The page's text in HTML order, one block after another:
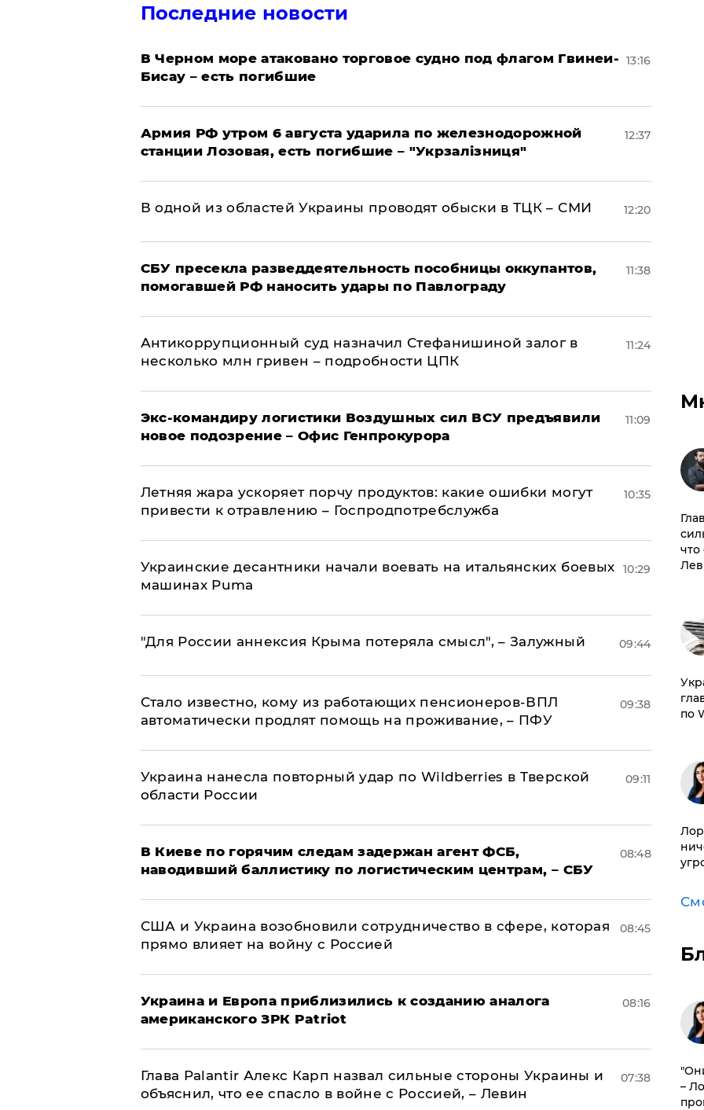
Последние новости
В Черном море атаковано торговое судно под флагом Гвинеи-
Бисау – есть погибшие
13:16
Армия РФ утром 6 августа ударила по железнодорожной
станции Лозовая, есть погибшие – "Укрзалізниця"
12:37
В одной из областей Украины проводят обыски в ТЦК – СМИ 12:20
СБУ пресекла разведдеятельность пособницы оккупантов,
помогавшей РФ наносить удары по Павлограду
11:38
Антикоррупционный суд назначил Стефанишиной залог в
несколько млн гривен – подробности ЦПК
11:24
Экс-командиру логистики Воздушных сил ВСУ предъявили
новое подозрение – Офис Генпрокурора
11:09
Летняя жара ускоряет порчу продуктов: какие ошибки могут
привести к отравлению – Госпродпотребслужба
10:35
Украинские десантники начали воевать на итальянских боевых
машинах Puma
10:29
"Для России аннексия Крыма потеряла смысл", – Залужный 09:44
Стало известно, кому из работающих пенсионеров-ВПЛ
автоматически продлят помощь на проживание, – ПФУ
09:38
Украина нанесла повторный удар по Wildberries в Тверской
области России
09:11
В Киеве по горячим следам задержан агент ФСБ,
наводивший баллистику по логистическим центрам, – СБУ
08:48
США и Украина возобновили сотрудничество в сфере, которая
прямо влияет на войну с Россией
08:45
Украина и Европа приблизились к созданию аналога
американского ЗРК Patriot
08:16
Глава Palantir Алекс Карп назвал сильные стороны Украины и
объяснил, что ее спасло в войне с Россией, – Левин
07:38
что
по
–